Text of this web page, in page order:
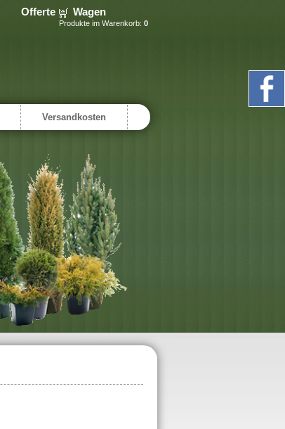
Offerte Wagen
Produkte im Warenkorb: 0
Versandkosten